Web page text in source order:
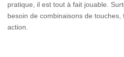
pratique, il est tout à fait jouable.
besoin de combinaisons de
action.